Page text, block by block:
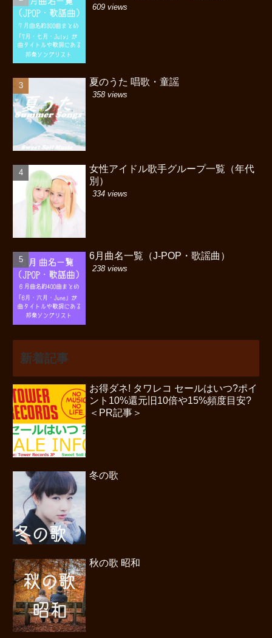
609 views
夏のうた 唱歌・童謡
358 views
女性アイドル歌手グループ一覧（年代
別）
334 views
6月曲名一覧（J-POP・歌謡曲）
238 views
新着記事
お得ダネ! タワレコ セールはいつ?ポイ
ント10%還元旧10倍や15%頻度目安?
＜PR記事＞
冬の歌
秋の歌 昭和